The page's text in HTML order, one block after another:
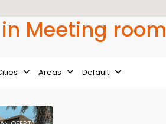
Meeting room
Areas Default